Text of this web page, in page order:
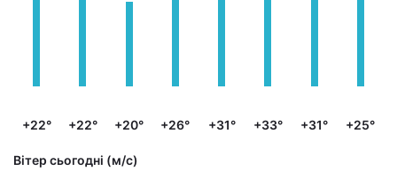
+22° +22° +20° +26° +31° +33° +31° +25°
Вітер сьогодні (м/с)